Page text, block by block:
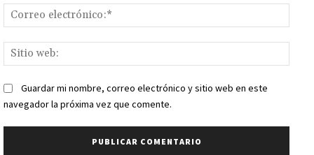
web:
Guardar mi nombre, correo electrónico y sitio web en este
navegador la próxima vez que comente.